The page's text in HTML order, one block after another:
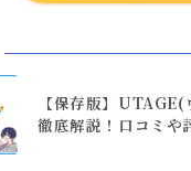
【保存版】
徹底解説！口コミや